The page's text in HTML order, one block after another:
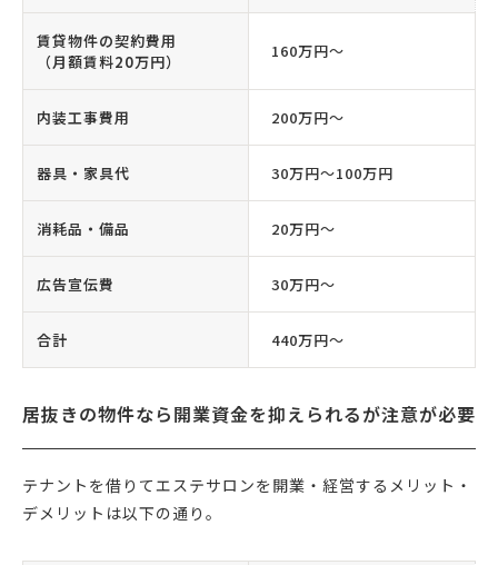
賃貸物件の契約費用
（月額賃料20万円）
160万円〜
内装工事費用 200万円〜
器具・家具代 30万円〜100万円
消耗品・備品 20万円〜
広告宣伝費 30万円〜
合計 440万円〜
居抜きの物件なら開業資金を抑えられるが注意が必要
テナントを借りてエステサロンを開業・経営するメリット・
デメリットは以下の通り。